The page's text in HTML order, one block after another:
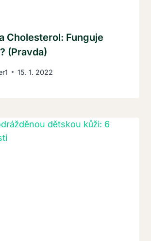
Cholesterol: Funguje
(Pravda)
15. 1. 2022